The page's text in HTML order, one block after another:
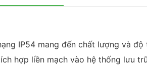
IP54 mang đến chất lượng và
hợp liền mạch vào hệ thống lưu